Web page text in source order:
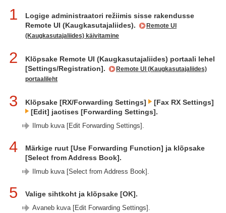
1
Logige administraatori režiimis sisse rakendusse
Remote UI (Kaugkasutajaliides).
Remote UI
(Kaugkasutajaliides) käivitamine
2
Klõpsake Remote UI (Kaugkasutajaliides) portaali lehel
[Settings/Registration].
Remote UI (Kaugkasutajaliides)
portaalileht
3 Klõpsake [RX/Forwarding Settings]
[Fax RX Settings]
[Edit] jaotises [Forwarding Settings].
Ilmub kuva [Edit Forwarding Settings].
4
Märkige ruut [Use Forwarding Function] ja klõpsake
[Select from Address Book].
Ilmub kuva [Select from Address Book].
5 Valige sihtkoht ja klõpsake [OK].
Avaneb kuva [Edit Forwarding Settings].